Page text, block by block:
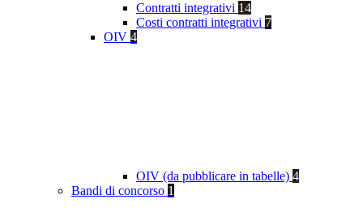
Contratti integrativi 14
Costi contratti integrativi 7
OIV 4
OIV (da pubblicare in tabelle) 4
Bandi di concorso 1